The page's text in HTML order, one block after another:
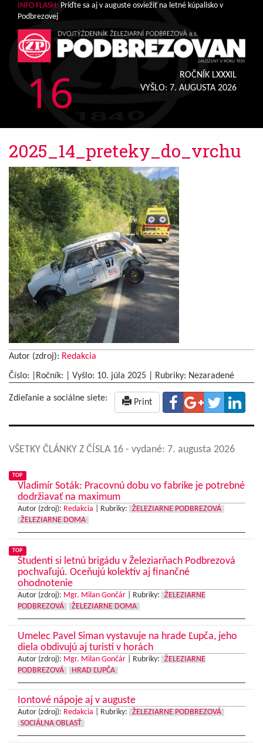
INFO FLASH: Príďte sa aj v auguste osviežiť na letné kúpalisko v
Podbrezovej
16
ROČNÍK LXXXIL
VYŠLO: 7. AUGUSTA 2026
2025_14_preteky_do_vrchu
Autor (zdroj): Redakcia
Číslo: |Ročník: | Vyšlo: 10. júla 2025 Rubriky: Nezaradené
Zdieľanie a sociálne siete: Print
VŠETKY ČLÁNKY Z ČÍSLA 16 - vydané: 7. augusta 2026
TOP
Vladimír Soták: Pracovnú dobu vo fabrike je potrebné
dodržiavať na maximum
Autor (zdroj): Redakcia Rubriky:
ŽELEZIARNE PODBREZOVÁ
ŽELEZIARNE DOMA
TOP
Študenti si letnú brigádu v Železiarňach Podbrezová
pochvaľujú. Oceňujú kolektív aj finančné
ohodnotenie
Autor (zdroj): Mgr. Milan Gončár Rubriky:
ŽELEZIARNE
PODBREZOVÁ
ŽELEZIARNE DOMA
Umelec Pavel Siman vystavuje na hrade Ľupča, jeho
diela obdivujú aj turisti v horách
Autor (zdroj): Mgr. Milan Gončár Rubriky:
ŽELEZIARNE
PODBREZOVÁ
HRAD ĽUPČA
Iontové nápoje aj v auguste
Autor (zdroj): Redakcia Rubriky:
ŽELEZIARNE PODBREZOVÁ
SOCIÁLNA OBLASŤ